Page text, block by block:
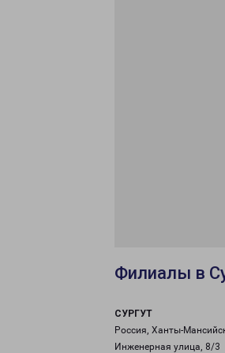
Филиалы в
СУРГУТ
Россия, Ханты-
Инженерная улица, 8/3